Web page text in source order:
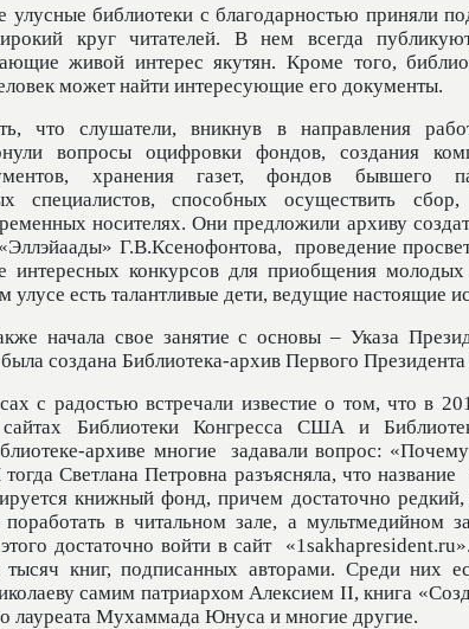
улусные библиотеки с благодарностью приняли
круг читателей. В нем всегда
живой интерес якутян. Кроме того,
может найти интересующие его документы.
что слушатели, вникнув в направления
вопросы оцифровки фондов, создания
хранения газет, фондов бывшего
специалистов, способных осуществить
носителях. Они предложили архиву
Г.В.Ксенофонтова, проведение
интересных конкурсов для приобщения
улусе есть талантливые дети, ведущие настоящие
начала свое занятие с основы – Указа
создана Библиотека-архив Первого
с радостью встречали известие о том, что в
Библиотеки Конгресса США и
архиве многие
задавали вопрос:
Светлана Петровна разъясняла, что название
книжный фонд, причем достаточно
в читальном зале, а мультмедийном
достаточно войти в сайт
«1sakhapresident.ru
книг, подписанных авторами. Среди них
самим патриархом Алексием II, книга
лауреата Мухаммада Юнуса и многие другие.